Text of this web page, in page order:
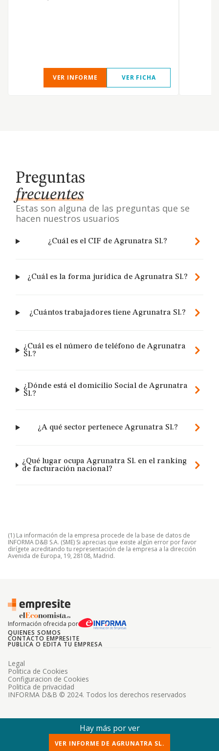
VER INFORME VER FICHA
Preguntas
frecuentes
Estas son alguna de las preguntas que se
hacen nuestros usuarios
¿Cuál es el CIF de Agrunatra Sl.?
¿Cuál es la forma jurídica de Agrunatra Sl.?
¿Cuántos trabajadores tiene Agrunatra Sl.?
¿Cuál es el número de teléfono de Agrunatra
Sl.?
¿Dónde está el domicilio Social de Agrunatra
Sl.?
¿A qué sector pertenece Agrunatra Sl.?
¿Qué lugar ocupa Agrunatra Sl. en el ranking
de facturación nacional?
(1) La información de la empresa procede de la base de datos de
INFORMA D&B S.A. (SME) Si aprecias que existe algún error por favor
dirígete acreditando tu representación de la empresa a la dirección
Avenida de Europa, 19, 28108, Madrid.
Información ofrecida por
QUIENES SOMOS
CONTACTO EMPRESITE
PUBLICA O EDITA TU EMPRESA
INFORMA D&B © 2024. Todos los derechos reservados
Legal
Politica de Cookies
Configuracion de Cookies
Politica de privacidad
Hay más por ver
VER INFORME DE AGRUNATRA SL.